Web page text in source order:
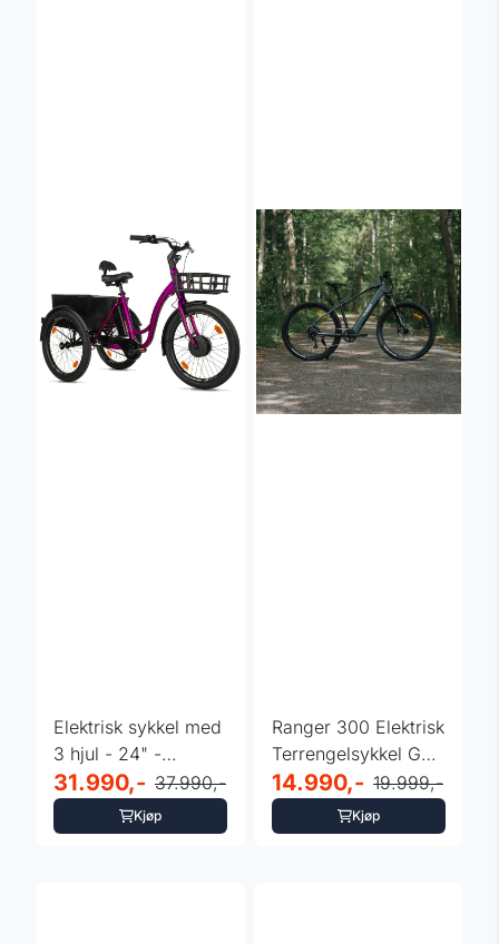
Elektrisk sykkel med
3 hjul - 24" -
Leaderfox Lovelo -
...
31.990,- 37.990,-
Kjøp
Ranger 300 Elektrisk
Terrengelsykkel G2,
360Wh svart
14.990,- 19.999,-
Kjøp